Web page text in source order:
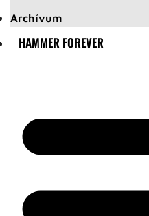
Archívum
HAMMER FOREVER